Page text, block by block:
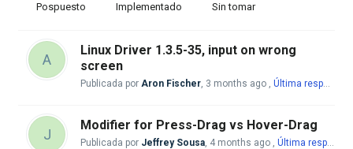
Pospuesto Implementado Sin tomar
A
Linux Driver 1.3.5-35, input on wrong
screen
Publicada por Aron Fischer, 3 months ago , Última respuesta
J
Modifier for Press-Drag vs Hover-Drag
Publicada por Jeffrey Sousa, 4 months ago , Última respuesta